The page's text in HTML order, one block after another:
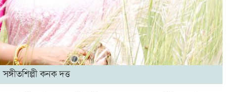
সঙ্গীতশিল্পী কনক দত্ত